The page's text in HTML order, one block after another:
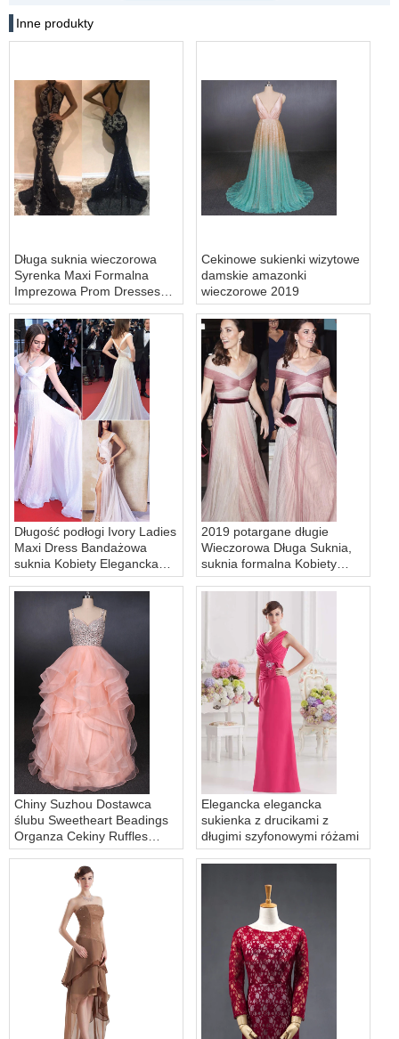
Inne produkty
Długa suknia wieczorowa
Syrenka Maxi Formalna
Imprezowa Prom Dresses
Czarna
Cekinowe sukienki wizytowe
damskie amazonki
wieczorowe 2019
Długość podłogi Ivory Ladies
Maxi Dress Bandażowa
suknia Kobiety Elegancka
cekinowa sukienka
2019 potargane długie
Wieczorowa Długa Suknia,
suknia formalna Kobiety
vestidos de fiesta Wieczór
Suknia
Chiny Suzhou Dostawca
ślubu Sweetheart Beadings
Organza Cekiny Ruffles
Różowa suknia ślubna
Suknia ślubna
Elegancka elegancka
sukienka z drucikami z
długimi szyfonowymi różami